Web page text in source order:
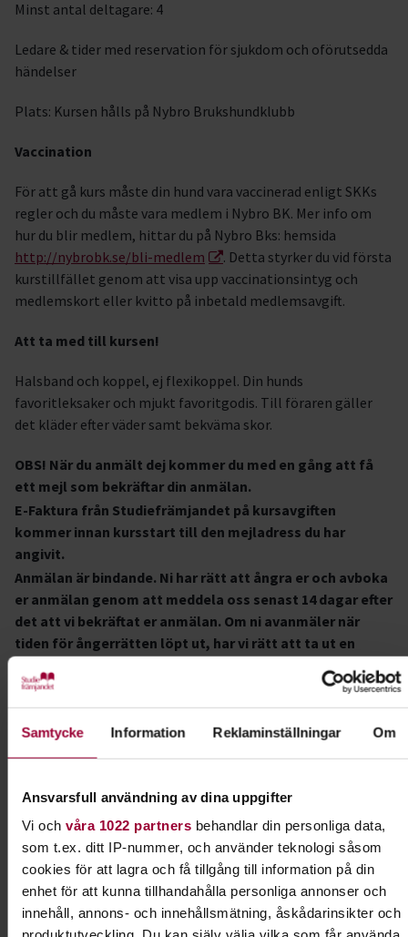
Samtycke Information Reklaminställningar Om
Ansvarsfull användning av dina uppgifter
Vi och våra 1022 partnersbehandlar din personliga data,
som t.ex. ditt IP-nummer, och använder teknologi såsom
cookies för att lagra och få tillgång till information på din
enhet för att kunna tillhandahålla personliga annonser och
innehåll, annons- och innehållsmätning, åskådarinsikter och
Minst antal deltagare: 4
Ledare & tider med reservation för sjukdom och oförutsedda
händelser
Plats: Kursen hålls på Nybro Brukshundklubb
Vaccination
För att gå kurs måste din hund vara vaccinerad enligt SKKs
regler och du måste vara medlem i Nybro BK. Mer info om
hur du blir medlem, hittar du på Nybro Bks: hemsida
http://nybrobk.se/bli-medlem
. Detta styrker du vid första
kurstillfället genom att visa upp vaccinationsintyg och
medlemskort eller kvitto på inbetald medlemsavgift.
Att ta med till kursen!
Halsband och koppel, ej flexikoppel. Din hunds
favoritleksaker och mjukt favoritgodis. Till föraren gäller
det kläder efter väder samt bekväma skor.
OBS! När du anmält dej kommer du med en gång att få
ett mejl som bekräftar din anmälan.
E-Faktura från Studiefrämjandet på kursavgiften
kommer innan kursstart till den mejladress du har
angivit.
Anmälan är bindande. Ni har rätt att ångra er och avboka
er anmälan genom att meddela oss senast 14 dagar efter
det att vi bekräftat er anmälan. Om ni avanmäler när
tiden för ångerrätten löpt ut, har vi rätt att ta ut en
administrationsavgift. Om ni avanmäler er efter kursstart
är ni skyldig att betala full kursavgift.
Avanmälan:eller frågor om anmälan görs på
kalmarlan@studieframjandet.se
Kursledare
Gunilla Olsson
I samarbete med